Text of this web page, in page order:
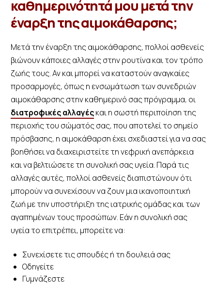
καθημερινότητά μου μετά την
έναρξη της αιμοκάθαρσης;
Μετά την έναρξη της αιμοκάθαρσης, πολλοί ασθενείς
βιώνουν κάποιες αλλαγές στην ρουτίνα και τον τρόπο
ζωής τους. Αν και μπορεί να καταστούν αναγκαίες
προσαρμογές, όπως η ενσωμάτωση των συνεδριών
αιμοκάθαρσης στην καθημερινό σας πρόγραμμα, οι
διατροφικές αλλαγέςκαι η σωστή περιποίηση της
περιοχής του σώματός σας, που αποτελεί το σημείο
πρόσβασης, η αιμοκάθαρση έχει σχεδιαστεί για να σας
βοηθήσει να διαχειριστείτε τη νεφρική ανεπάρκεια
και να βελτιώσετε τη συνολική σας υγεία. Παρά τις
αλλαγές αυτές, πολλοί ασθενείς διαπιστώνουν ότι
μπορούν να συνεχίσουν να ζουν μια ικανοποιητική
ζωή με την υποστήριξη της ιατρικής ομάδας και των
αγαπημένων τους προσώπων. Εάν η συνολική σας
υγεία το επιτρέπει, μπορείτε να:
Συνεχίσετε τις σπουδές ή τη δουλειά σας
Οδηγείτε
Γυμνάζεστε